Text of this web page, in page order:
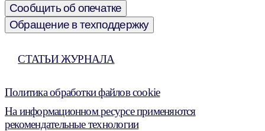
Сообщить об опечатке
Обращение в техподдержку
СТАТЬИ ЖУРНАЛА
Политика обработки файлов cookie
На информационном ресурсе применяются
рекомендательные технологии